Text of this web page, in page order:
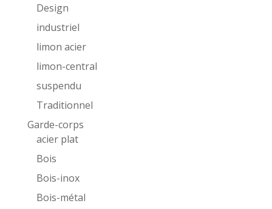
Design
industriel
limon acier
limon-central
suspendu
Traditionnel
Garde-corps
acier plat
Bois
Bois-inox
Bois-métal